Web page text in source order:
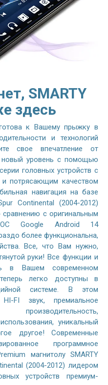
SMARTY
здесь
к Вашему прыжку в
и технологий
свое впечатление от
новый уровень с помощью
головных устройств с
потрясающим качеством
навигация на базе
Continental (2004-2012)
с оригинальным
Google Android 14
более функциональна,
Все, что Вам нужно,
руки! Все функции и
в Вашем современном
легко доступны в
системе. В этом
HI-FI звук, премиальное
уникальный
другое! Современные
программное
магнитолу SMARTY
(2004-2012) лидером
устройств премиум-